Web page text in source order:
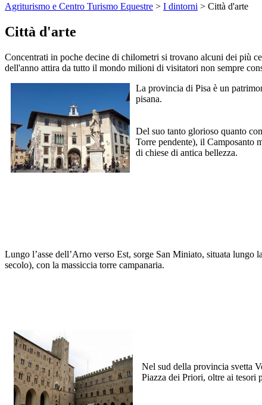
Agriturismo e Centro Turismo Equestre > I dintorni > Città d'arte
Città d'arte
Concentrati in poche decine di chilometri si trovano alcuni dei più
dell'anno attira da tutto il mondo milioni di visitatori non sempre
La provincia di Pisa è un
pisana.
Del suo tanto glorioso quanto
Torre pendente), il Camposanto
di chiese di antica bellezza.
Lungo l’asse dell’Arno verso Est, sorge San Miniato, situata
secolo), con la massiccia torre campanaria.
Nel sud della provincia svetta
Piazza dei Priori, oltre ai tesori